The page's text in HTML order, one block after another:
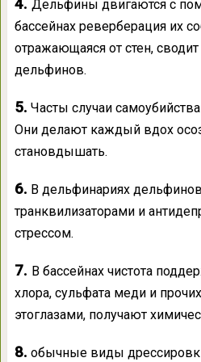
4. Дельфины двигаются с
бассейнах реверберация их
отражающаяся от стен,
дельфинов.
5. Часты случаи
Они делают каждый вдох
становдышать.
6. В дельфинариях
транквилизаторами и
стрессом.
7. В бассейнах чистота
хлора, сульфата меди и
этоглазами, получают
8. обычные виды